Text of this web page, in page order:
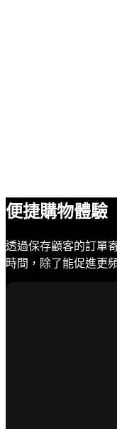
便捷購物體驗
透過保存顧客的訂單
時間，除了能促進更